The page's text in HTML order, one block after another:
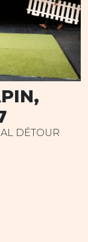
DÉTOUR